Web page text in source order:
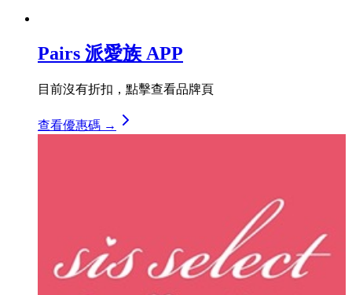
Pairs 派愛族 APP
目前沒有折扣，點擊查看品牌頁
查看優惠碼 →